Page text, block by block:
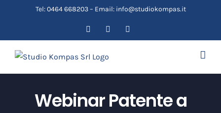
Tel: 0464 668203 – Email: info@studiokompas.it
FacebookYouTube
Webinar Patente a